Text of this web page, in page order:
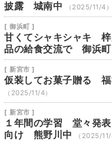
披露 城南中
（2025/11/4）
[ 御浜町 ]
甘くてシャキシャキ
品の給食交流で 御浜町
[ 新宮市 ]
仮装してお菓子贈る 福
（2025/11/4）
[ 新宮市 ]
１年間の学習 堂々発
向け 熊野川中
（2025/11/